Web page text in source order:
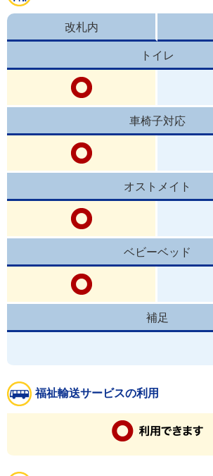
改札内
トイレ
車椅子対応
オストメイト
ベビーベッド
補足
福祉輸送サービスの利用